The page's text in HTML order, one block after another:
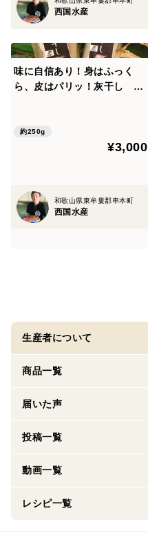
西国水産
味に自信あり！身はふっく
ら、皮はパリッ！灰干し 真
約250g
¥3,000
和歌山県東牟婁郡串本町
西国水産
生産者について
商品一覧
届いた声
投稿一覧
動画一覧
レシピ一覧